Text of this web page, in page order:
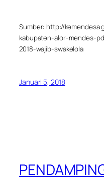
Sumber: http://
kabupaten-alor-mendes-
2018-wajib-swakelola
Januari 5, 2018